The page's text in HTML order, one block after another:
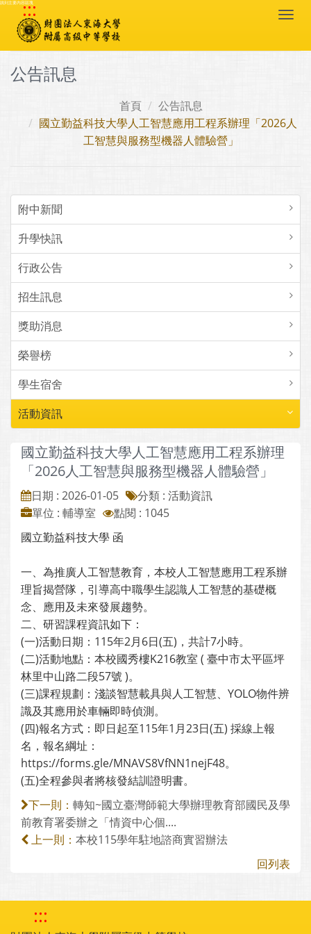
跳到主要內容區塊
:::
公告訊息
首頁
公告訊息
國立勤益科技大學人工智慧應用工程系辦理「2026人
工智慧與服務型機器人體驗營」
附中新聞
升學快訊
行政公告
招生訊息
獎助消息
榮譽榜
學生宿舍
活動資訊
國立勤益科技大學人工智慧應用工程系辦理
「2026人工智慧與服務型機器人體驗營」
日期 : 2026-01-05
分類 : 活動資訊
單位 : 輔導室
點閱 : 1045
國立勤益科技大學 函
一、為推廣人工智慧教育，本校人工智慧應用工程系辦
理旨揭營隊，引導高中職學生認識人工智慧的基礎概
念、應用及未來發展趨勢。
二、研習課程資訊如下：
(一)活動日期：115年2月6日(五)，共計7小時。
(二)活動地點：本校國秀樓K216教室 ( 臺中市太平區坪
林里中山路二段57號 )。
(三)課程規劃：淺談智慧載具與人工智慧、YOLO物件辨
識及其應用於車輛即時偵測。
(四)報名方式：即日起至115年1月23日(五) 採線上報
名，報名綱址：
https://forms.gle/MNAVS8VfNN1nejF48。
(五)全程參與者將核發結訓證明書。
下一則： 轉知~國立臺灣師範大學辦理教育部國民及學
前教育署委辦之「情資中心個....
上一則： 本校115學年駐地諮商實習辦法
回列表
:::